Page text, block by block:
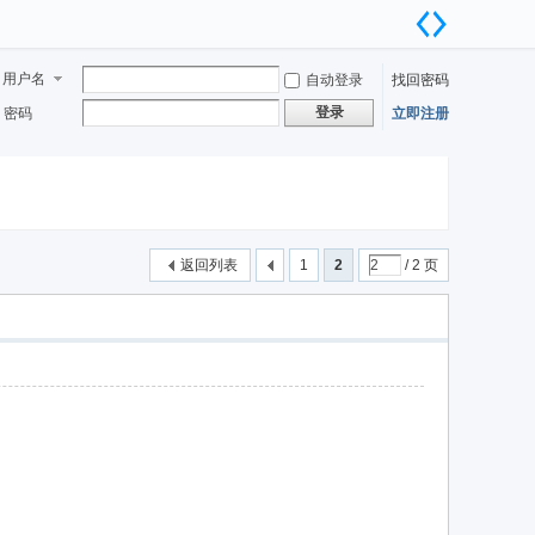
用户名 自动登录
找回密码
密码
登录 立即注册
1 2 / 2 页
返回列表